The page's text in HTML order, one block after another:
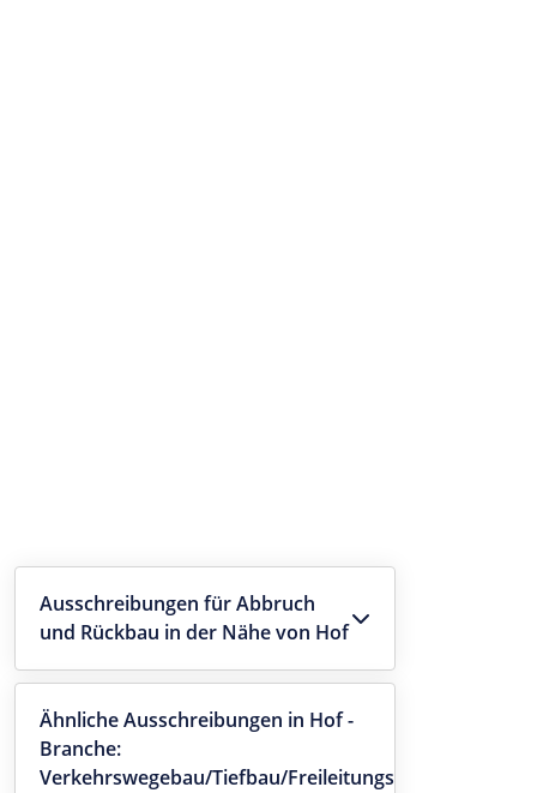
Ausschreibungen für Abbruch
und Rückbau in der Nähe von Hof
Ähnliche Ausschreibungen in Hof -
Branche:
Verkehrswegebau/Tiefbau/Freileitungsbau